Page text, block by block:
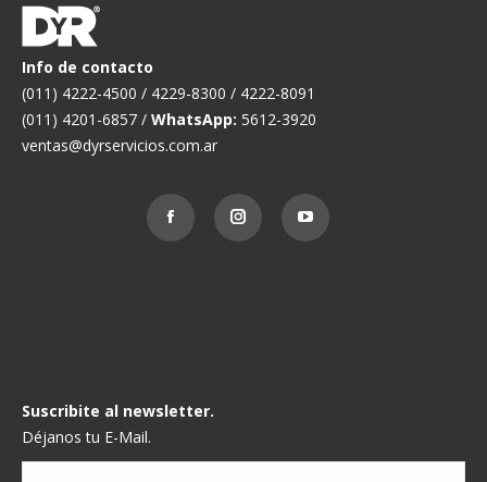
Info de contacto
(011) 4222-4500 / 4229-8300 / 4222-8091
(011) 4201-6857 / WhatsApp: 5612-3920
ventas@dyrservicios.com.ar
Suscribite al newsletter.
Déjanos tu E-Mail.